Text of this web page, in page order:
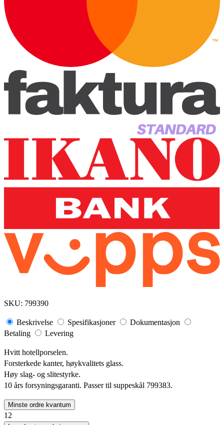
SKU: 799390
Beskrivelse Spesifikasjoner
Dokumentasjon
Betaling
Levering
Hvitt hotellporselen.
Forsterkede kanter, høykvalitets glass.
Høy slag- og slitestyrke.
10 års forsyningsgaranti. Passer til suppeskål 799383.
Minste ordre kvantum
12